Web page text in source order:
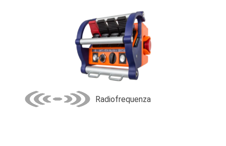
Radiofrequenza